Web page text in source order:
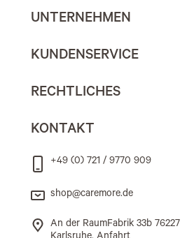
UNTERNEHMEN
KUNDENSERVICE
RECHTLICHES
KONTAKT
+49 (0) 721 / 9770 909
shop@caremore.de
An der RaumFabrik 33b 76227